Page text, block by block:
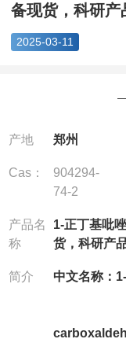
备现货，科研
2025-03-11
产地 郑州
Cas：
904294-
74-2
产品名
称
1-正丁基吡
货，科研产
简介 中文名
英文